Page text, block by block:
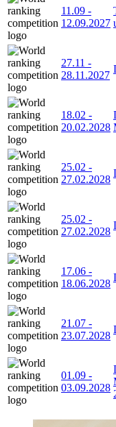
11.09 -
12.09.2027
27.11 -
28.11.2027
18.02 -
20.02.2028
25.02 -
27.02.2028
25.02 -
27.02.2028
17.06 -
18.06.2028
21.07 -
23.07.2028
01.09 -
03.09.2028